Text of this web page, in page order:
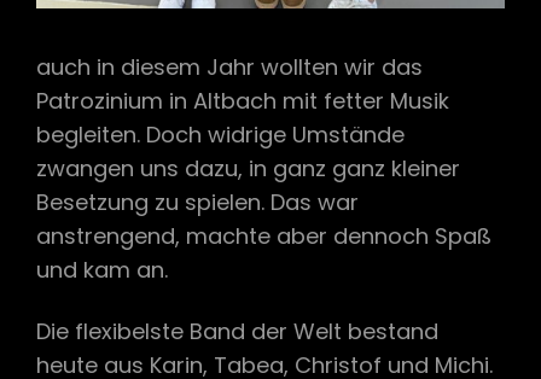
auch in diesem Jahr wollten wir das
Patrozinium in Altbach mit fetter Musik
begleiten. Doch widrige Umstände
zwangen uns dazu, in ganz ganz kleiner
Besetzung zu spielen. Das war
anstrengend, machte aber dennoch Spaß
und kam an.
Die flexibelste Band der Welt bestand
heute aus Karin, Tabea, Christof und Michi.